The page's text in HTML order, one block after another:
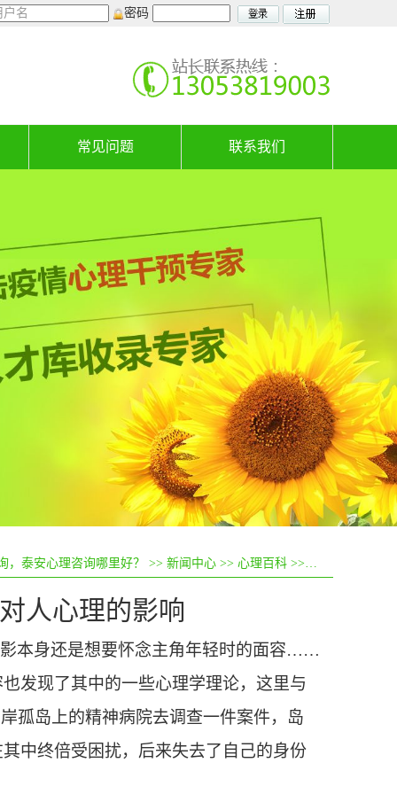
密码
常见问题 联系我们
，泰安心理咨询哪里好？ >> 新闻中心 >> 心理百科 >> 浏览帖子
人心理的影响
本身还是想要怀念主角年轻时的面容……
发现了其中的一些心理学理论，这里与
孤岛上的精神病院去调查一件案件， 岛
中终倍受困扰， 后来失去了自己的身份